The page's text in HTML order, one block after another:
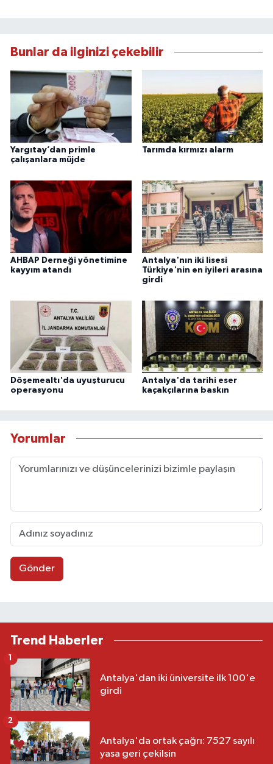
Bunlar da ilginizi çekebilir
Yargıtay’dan primle
çalışanlara müjde
Tarımda kırmızı alarm
AHBAP Derneği yönetimine
kayyım atandı
Antalya'nın iki lisesi
Türkiye'nin en iyileri arasına
girdi
Döşemealtı'da uyuşturucu
operasyonu
Antalya'da tarihi eser
kaçakçılarına baskın
Yorumlar
Gönder
Trend Haberler
Antalya'dan iki üniversite ilk 100'e
girdi
1
Antalya'da ortak çağrı: 7527 sayılı
yasa geri çekilsin
2